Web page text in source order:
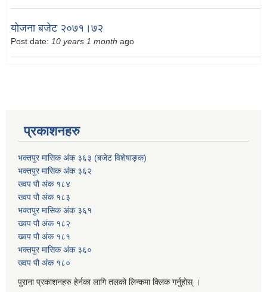
योजना बजेट २०७१।७२
Post date: 10 years 1 month ago
प्रकाशनहरु
भक्तपुर मासिक अंक ३६३ (बजेट विशेषाङ्क)
भक्तपुर मासिक अंक ३६२
ख्वप पौ अंक १८४
ख्वप पौ अंक १८३
भक्तपुर मासिक अंक ३६१
ख्वप पौ अंक १८२
ख्वप पौ अंक १८१
भक्तपुर मासिक अंक ३६०
ख्वप पौ अंक १८०
पुराना प्रकाशनहरु हेर्नका लागि तलको लिन्कमा क्लिक गर्नुहोस् ।